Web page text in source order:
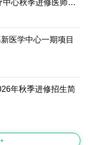
心秋季进修医师招
医学中心一期项目
年秋季进修招生简